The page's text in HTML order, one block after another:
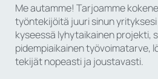
Me autamme! Tarjoamme
työntekijöitä juuri sinun yrityksesi
kyseessä lyhytaikainen projekti,
pidempiaikainen työvoimatarve,
tekijät nopeasti ja joustavasti.